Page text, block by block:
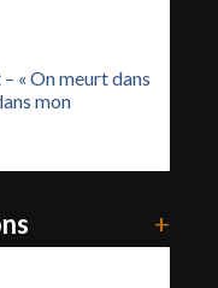
« On meurt dans
mon
+